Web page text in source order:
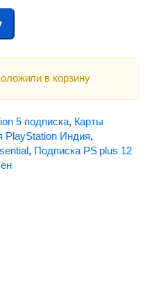
в корзину
5 подписка, Карты
PlayStation Индия,
, Подписка PS plus 12